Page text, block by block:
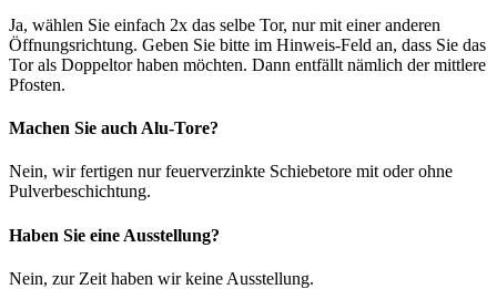
Ja, wählen Sie einfach 2x das selbe Tor, nur mit einer anderen
Öffnungsrichtung. Geben Sie bitte im Hinweis-Feld an, dass Sie das
Tor als Doppeltor haben möchten. Dann entfällt nämlich der mittlere
Pfosten.
Machen Sie auch Alu-Tore?
Nein, wir fertigen nur feuerverzinkte Schiebetore mit oder ohne
Pulverbeschichtung.
Haben Sie eine Ausstellung?
Nein, zur Zeit haben wir keine Ausstellung.